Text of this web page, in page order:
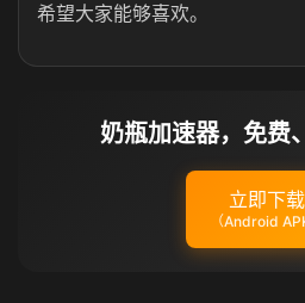
希望大家能够喜欢。
奶瓶加速器，免费
立即下载
（Android